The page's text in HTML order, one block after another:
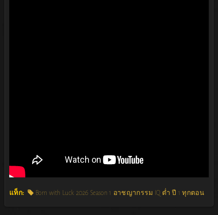
แท็ก: Born with Luck 2026 Season 1 อาชญากรรม IQ ต่ำ ปี 1 ทุกตอน